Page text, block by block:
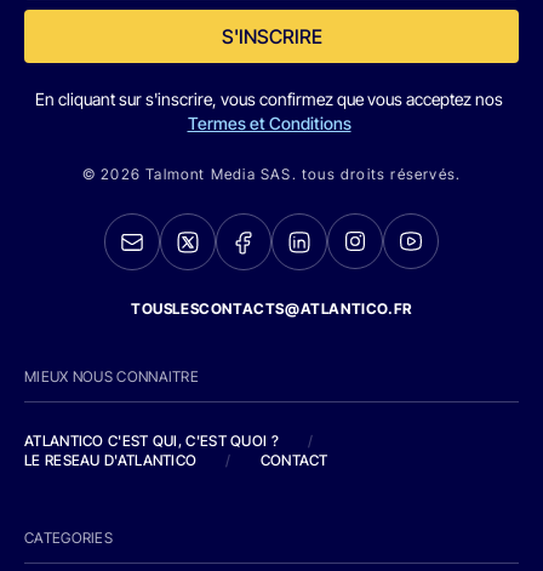
S'INSCRIRE
En cliquant sur s'inscrire, vous confirmez que vous acceptez nos
Termes et Conditions
© 2026 Talmont Media SAS. tous droits réservés.
TOUSLESCONTACTS@ATLANTICO.FR
MIEUX NOUS CONNAITRE
ATLANTICO C'EST QUI, C'EST QUOI ?
/
LE RESEAU D'ATLANTICO
/ CONTACT
CATEGORIES